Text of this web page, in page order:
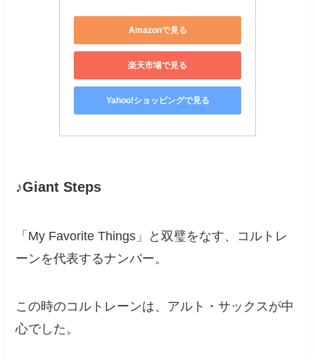
Amazonで見る
楽天市場で見る
Yahoo!ショッピングで見る
♪Giant Steps
「My Favorite Things」と双璧をなす、コルトレ
ーンを代表するナンバー。
この時のコルトレーンは、アルト・サックスが中
心でした。